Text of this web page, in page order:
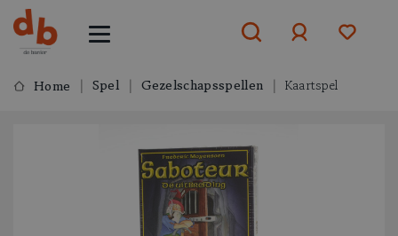
ofaanmelden
Home Spel Gezelschapsspellen Kaartspel